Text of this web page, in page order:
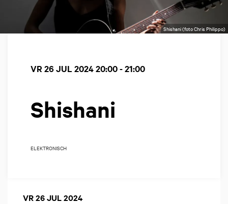
Shishani (foto Chris Philippo)
Shishani
VR 26 JUL 202420:00 - 21:00
ELEKTRONISCH
VR 26 JUL 2024